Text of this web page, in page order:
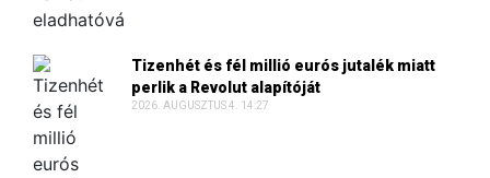
Tizenhét és fél millió eurós jutalék miatt
perlik a Revolut alapítóját
2026. AUGUSZTUS 4. 14:27